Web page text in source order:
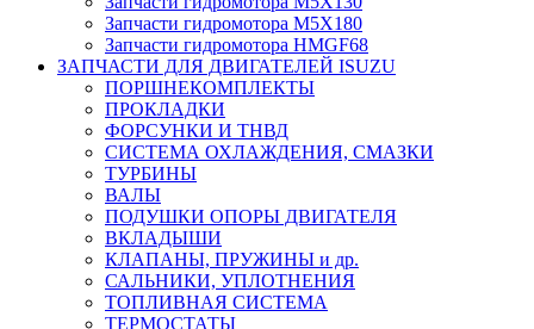
Запчасти гидромотора M5X180
Запчасти гидромотора HMGF68
ЗАПЧАСТИ ДЛЯ ДВИГАТЕЛЕЙ ISUZU
ПОРШНЕКОМПЛЕКТЫ
ПРОКЛАДКИ
ФОРСУНКИ И ТНВД
СИСТЕМА ОХЛАЖДЕНИЯ, СМАЗКИ
ТУРБИНЫ
ВАЛЫ
ПОДУШКИ ОПОРЫ ДВИГАТЕЛЯ
ВКЛАДЫШИ
КЛАПАНЫ, ПРУЖИНЫ и др.
САЛЬНИКИ, УПЛОТНЕНИЯ
ТОПЛИВНАЯ СИСТЕМА
ТЕРМОСТАТЫ